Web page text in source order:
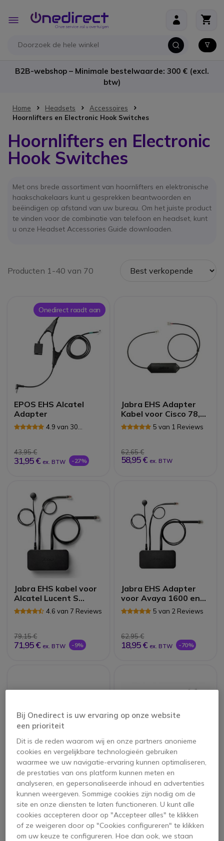
Toggle
Nav
B2B-webshop – Minimale bestelwaarde: 300 € (excl.
btw)
Home Headsets
Accessoires
Hoornlifters en Electronic Hook Switches
Hoornlifters en Electronic
Hook Switches
Met ons brede assortiment van hoornlifters en elektronische
haakschakelaars kunt u gesprekken beantwoorden en
beëindigen op afstand van uw bureau. Om het juiste product
te vinden voor de combinatie van telefoon en headset, kunt
u onze Headset Accessories Guide downloaden.
Producten 1-40 van 70
Onedirect raadt aan
EPOS EHS Alcatel
Adapter
4.9 van 30
43,95 €
31,95 € ex. BTW -27%
Jabra EHS Adapter
Kabel voor Cisco 78,
79 en 8800 Series
5 van 1 Reviews
62,65 €
58,95 € ex. BTW
Jabra EHS kabel voor
Alcatel Lucent S
telefoons4.6 van 7 Reviews
79,15 €
71,95 € ex. BTW -9%
Jabra EHS Adapter
voor Avaya 1600 en
9600 Series5 van 2 Reviews
62,95 €
18,95 € ex. BTW -70%
Cleyver EHS kabel
voor Alcatel
29,95 € ex. BTW
Jabra Elektronische
hookswitch (EHS)-
kabel Alcatel 8 & 9
Serie
4.7 van 17
Reviews
52,75 €
49,95 € ex. BTW
Bij Onedirect is uw ervaring op onze website
een prioriteit
Dit is de reden waarom wij en onze partners anonieme
cookies en vergelijkbare technologieën gebruiken
waarmee we uw navigatie-ervaring kunnen optimaliseren,
de prestaties van ons platform kunnen meten en
analyseren, en gepersonaliseerde inhoud en advertenties
kunnen weergeven. Sommige cookies zijn nodig om de
site en onze diensten te laten functioneren. U kunt alle
cookies accepteren door op "Accepteer alles" te klikken
of ze weigeren door op "Cookies configureren" te klikken
om uw keuze te configureren. Hoe dan ook, we staan